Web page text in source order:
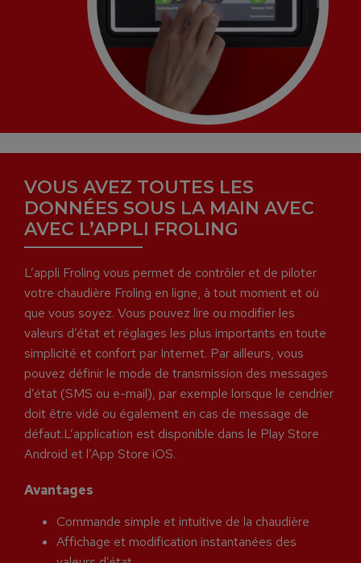
VOUS AVEZ TOUTES LES
DONNÉES SOUS LA MAIN AVEC
AVEC L’APPLI FROLING
L’appli Froling vous permet de contrôler et de piloter
votre chaudière Froling en ligne, à tout moment et où
que vous soyez. Vous pouvez lire ou modifier les
valeurs d’état et réglages les plus importants en toute
simplicité et confort par Internet. Par ailleurs, vous
pouvez définir le mode de transmission des messages
d’état (SMS ou e-mail), par exemple lorsque le cendrier
doit être vidé ou également en cas de message de
défaut.L’application est disponible dans le Play Store
Android et l’App Store iOS.
Avantages
Commande simple et intuitive de la chaudière
Affichage et modification instantanées des